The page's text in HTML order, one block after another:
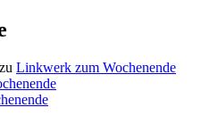
zu Linkwerk zum Wochenende